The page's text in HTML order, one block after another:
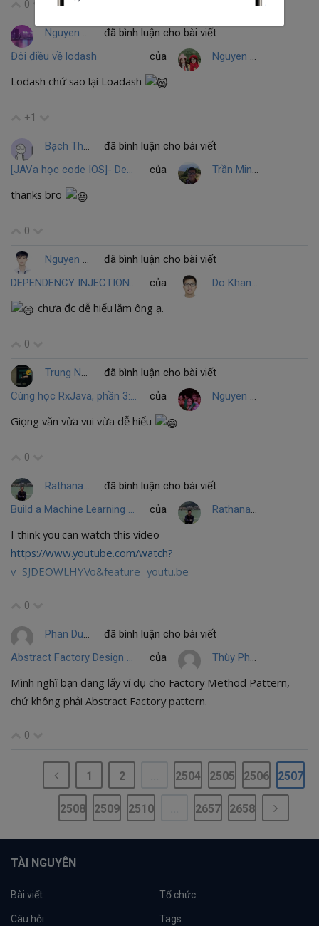
0
Nguyen Van Ngoc
đã bình luận cho bài viết
Đôi điều về lodash
của Nguyen Thi Quynh
Lodash chứ sao lại Loadash
+1
Bạch Thế
đã bình luận cho bài viết
[JAVa học code IOS]- Demo kết hợp textField-Laybel-Button
của Trần Minh Hiếu
thanks bro
0
Nguyen Hong Son
đã bình luận cho bài viết
DEPENDENCY INJECTION VÀ INVERSION OF CONTROL
của Do Khanh Toan
chưa đc dễ hiểu lắm ông ạ.
0
Trung Nguyễn
đã bình luận cho bài viết
Cùng học RxJava, phần 3: Core Operators
của Nguyen Thanh Hai
Giọng văn vừa vui vừa dễ hiểu
0
Rathanak
đã bình luận cho bài viết
Build a Machine Learning Application with TensorFlow: a chatBot
của Rathanak
I think you can watch this video
https://www.youtube.com/watch?
v=SJDEOWLHYVo&feature=youtu.be
0
Phan Duc Manh
đã bình luận cho bài viết
Abstract Factory Design Pattern
của Thùy Phạm
Mình nghĩ bạn đang lấy ví dụ cho Factory Method Pattern,
chứ không phải Abstract Factory pattern.
0
1 2 2504 2505 2506 2507
2508 2509 2510 2657 2658
TÀI NGUYÊN
Bài viết Tổ chức
Câu hỏi Tags